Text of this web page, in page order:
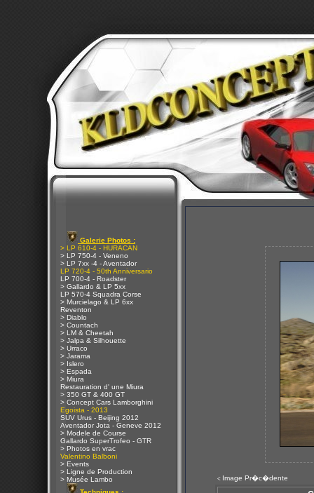
Galerie Photos :
> LP 610-4 - HURACAN
> LP 750-4 - Veneno
> LP 7xx -4 - Aventador
LP 720-4 - 50th Anniversario
LP 700-4 - Roadster
> Gallardo & LP 5xx
LP 570-4 Squadra Corse
> Murcielago & LP 6xx
Reventon
> Diablo
> Countach
> LM & Cheetah
> Jalpa & Silhouette
> Urraco
> Jarama
> Islero
> Espada
> Miura
Restauration d' une Miura
> 350 GT & 400 GT
> Concept Cars Lamborghini
Egoista - 2013
SUV Urus - Beijing 2012
Aventador Jota - Geneve 2012
> Modele de Course
Gallardo SuperTrofeo - GTR
> Photos en vrac
Valentino Balboni
> Events
> Ligne de Production
> Musée Lambo
< Image Pr�c�dente